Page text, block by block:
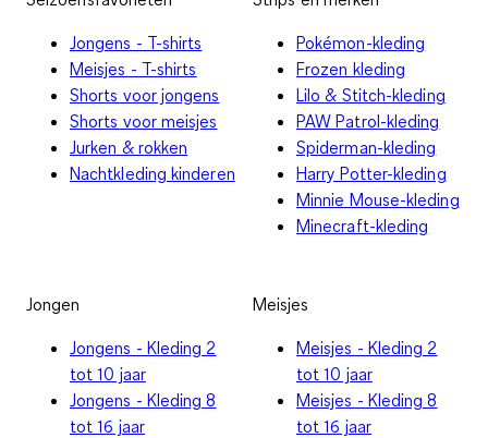
Jongens - T-shirts
Meisjes - T-shirts
Shorts voor jongens
Shorts voor meisjes
Jurken & rokken
Nachtkleding kinderen
Pokémon-kleding
Frozen kleding
Lilo & Stitch-kleding
PAW Patrol-kleding
Spiderman-kleding
Harry Potter-kleding
Minnie Mouse-kleding
Minecraft-kleding
Jongen
Jongens - Kleding 2
tot 10 jaar
Jongens - Kleding 8
tot 16 jaar
Meisjes
Meisjes - Kleding 2
tot 10 jaar
Meisjes - Kleding 8
tot 16 jaar